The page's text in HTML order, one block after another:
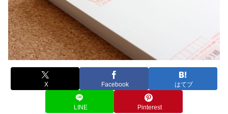
X Facebook はてブ
LINE Pinterest